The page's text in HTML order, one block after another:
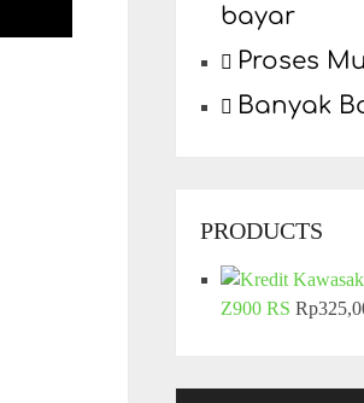
bayar
Proses
Banyak
PRODUCTS
Z900 RS Rp